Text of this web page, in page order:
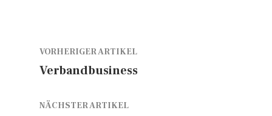
VORHERIGER ARTIKEL
Verbandbusiness
NÄCHSTER ARTIKEL